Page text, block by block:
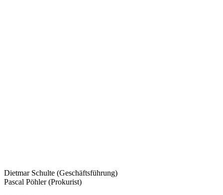
Dietmar Schulte (Geschäftsführung)
Pascal Pöhler (Prokurist)